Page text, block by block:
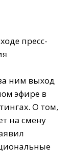
пресс-
ним выход
эфире в
О том,
на смену